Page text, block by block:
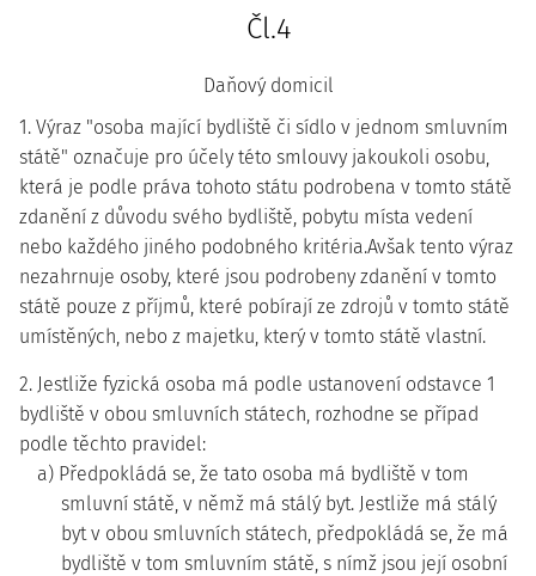
Čl.4
Daňový domicil
1. Výraz "osoba mající bydliště či sídlo v jednom smluvním
státě" označuje pro účely této smlouvy jakoukoli osobu,
která je podle práva tohoto státu podrobena v tomto státě
zdanění z důvodu svého bydliště, pobytu místa vedení
nebo každého jiného podobného kritéria.Avšak tento výraz
nezahrnuje osoby, které jsou podrobeny zdanění v tomto
státě pouze z příjmů, které pobírají ze zdrojů v tomto státě
umístěných, nebo z majetku, který v tomto státě vlastní.
2. Jestliže fyzická osoba má podle ustanovení odstavce 1
bydliště v obou smluvních státech, rozhodne se případ
podle těchto pravidel:
a) Předpokládá se, že tato osoba má bydliště v tom
smluvní státě, v němž má stálý byt. Jestliže má stálý
byt v obou smluvních státech, předpokládá se, že má
bydliště v tom smluvním státě, s nímž jsou její osobní